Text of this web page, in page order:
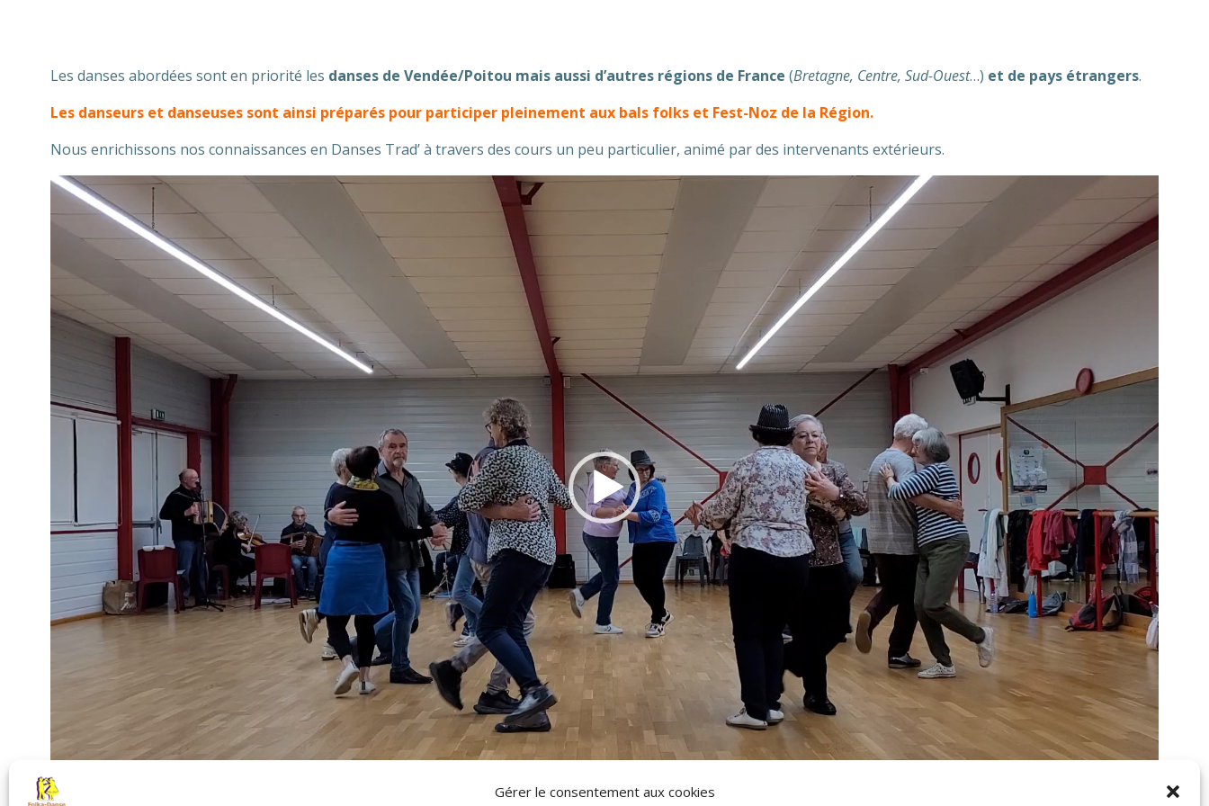
Gérer le consentement aux cookies
Les danses abordées sont en priorité les danses de Vendée/Poitou mais aussi d’autres régions de France (Bretagne, Centre, Sud-Ouest…) et de pays étrangers.
Les danseurs et danseuses sont ainsi préparés pour participer pleinement aux bals folks et Fest-Noz de la Région.
Nous enrichissons nos connaissances en Danses Trad’ à travers des cours un peu particulier, animé par des intervenants extérieurs.
Lecteur
vidéo